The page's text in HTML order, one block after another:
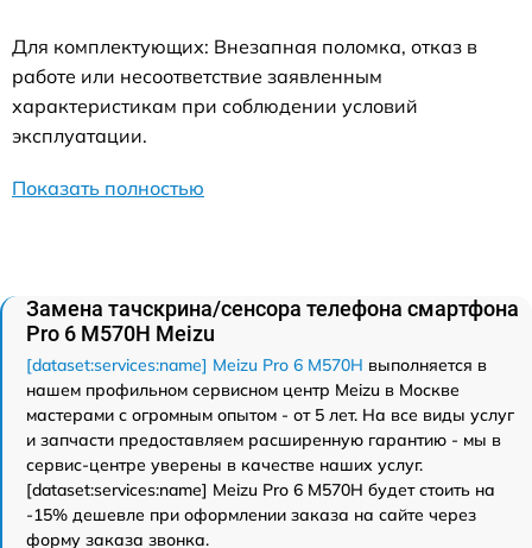
Для комплектующих: Внезапная поломка, отказ в
работе или несоответствие заявленным
характеристикам при соблюдении условий
эксплуатации.
Показать полностью
Замена тачскрина/сенсора телефона смартфона
Pro 6 M570H Meizu
[dataset:services:name] Meizu Pro 6 M570H выполняется в
нашем профильном сервисном центр Meizu в Москве
мастерами с огромным опытом - от 5 лет. На все виды услуг
и запчасти предоставляем расширенную гарантию - мы в
сервис-центре уверены в качестве наших услуг.
[dataset:services:name] Meizu Pro 6 M570H будет стоить на
-15% дешевле при оформлении заказа на сайте через
форму заказа звонка.